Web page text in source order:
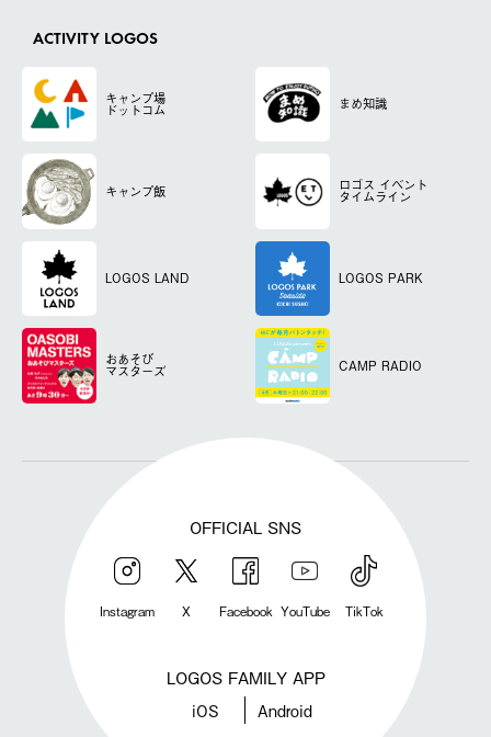
ACTIVITY LOGOS
キャンプ場
ドットコム まめ知識
キャンプ飯 ロゴス イベント
タイムライン
LOGOS LAND LOGOS PARK
おあそび
マスターズ CAMP RADIO
OFFICIAL SNS
Instagram X Facebook YouTube TikTok
LOGOS FAMILY APP
iOS Android